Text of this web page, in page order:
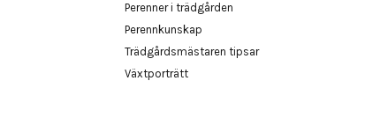
Perenner i trädgården
Perennkunskap
Trädgårdsmästaren tipsar
Växtporträtt